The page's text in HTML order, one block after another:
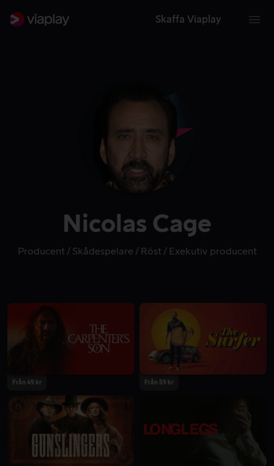
Skaffa Viaplay
Nicolas Cage
Producent Skådespelare Röst Exekutiv producent
Från 49 kr Från 59 kr